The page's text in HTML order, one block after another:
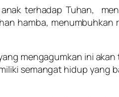
terhadap Tuhan,
hamba, menumbuhkan
mengagumkan ini
semangat hidup yang